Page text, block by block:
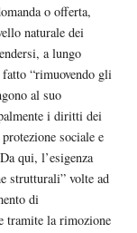
o offerta,
naturale dei
a lungo
“rimuovendo gli
al suo
i diritti dei
sociale e
qui, l’esigenza
strutturali” volte ad
di
tramite la rimozione